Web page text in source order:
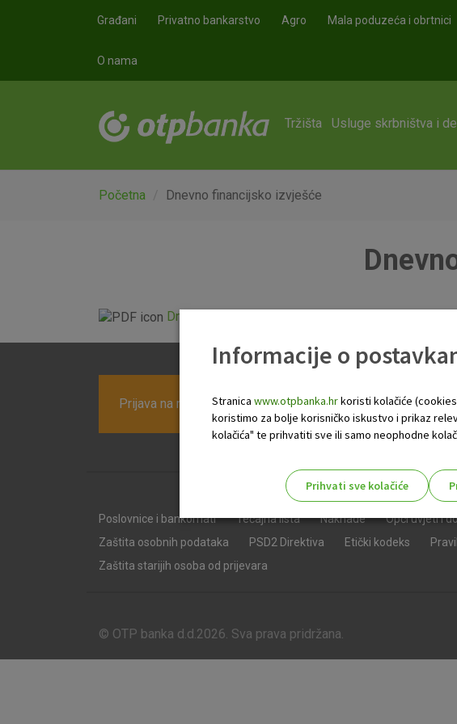
Građani Privatno bankarstvo Agro Mala poduzeća i obrtnici
O nama
Tržišta Usluge skrbništva i
Početna Dnevno financijsko izvješće
Dnevno financijsko izvješće.pdf
Prijava na newsletter OTP banke
Poslovnice i bankomati Tečajna lista Naknade Opći uvjeti i
Zaštita osobnih podataka
PSD2 Direktiva Etički kodeks
Zaštita starijih osoba od prijevara
© OTP banka d.d.2026. Sva prava pridržana.
Informacije o
Stranica www.otpbanka.hrkoristi kolačiće
koristimo za bolje korisničko iskustvo i prikaz
kolačića" te prihvatiti sve ili samo neophodne
Prihvati sve kolačiće